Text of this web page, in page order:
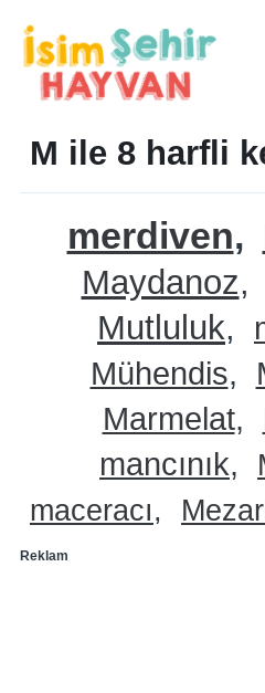
M ile 8 harfli
merdiven
Maydanoz
Mutluluk
Mühendis
Marmelat
mancınık
maceracı
Reklam